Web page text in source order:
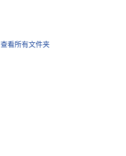
查看所有文件夹